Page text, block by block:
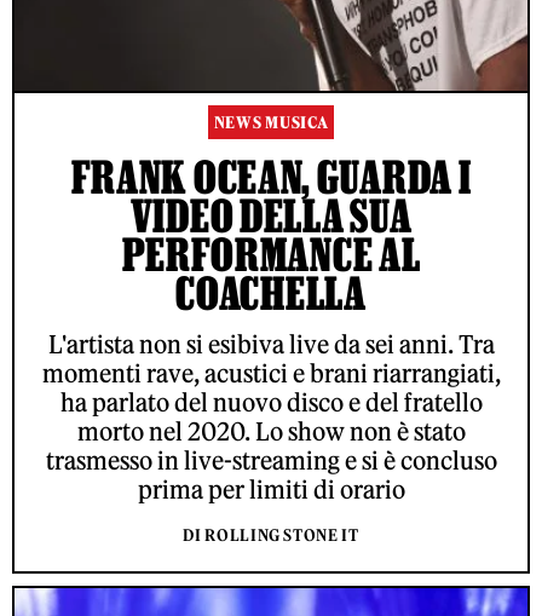
NEWS MUSICA
FRANK OCEAN, GUARDA I
VIDEO DELLA SUA
PERFORMANCE AL
COACHELLA
L'artista non si esibiva live da sei anni. Tra
momenti rave, acustici e brani riarrangiati,
ha parlato del nuovo disco e del fratello
morto nel 2020. Lo show non è stato
trasmesso in live-streaming e si è concluso
prima per limiti di orario
DI ROLLING STONE IT